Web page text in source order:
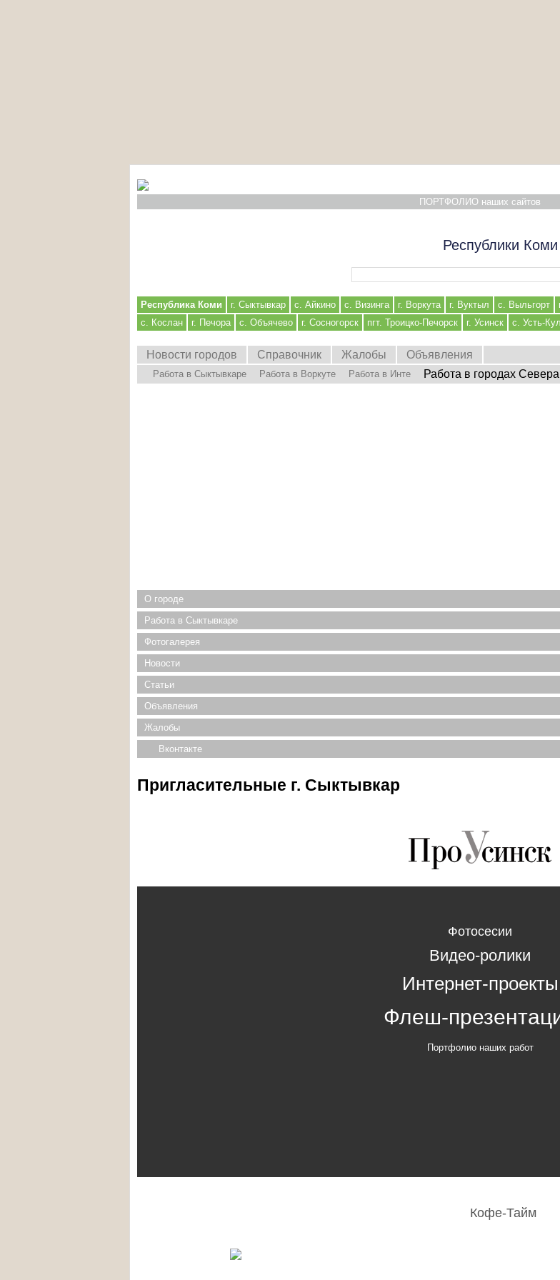
ПОРТФОЛИО наших сайтов
Республики
Республика Коми г. Сыктывкар с. Айкино с. Визинга г. Воркута г. Вуктыл с. Выльгорт
с. Кослан
г. Печора с. Объячево г. Сосногорск пгт. Троицко-Печорск г. Усинск с. Усть-
Новости городов Справочник Жалобы Объявления
Работа в Сыктывкаре Работа в Воркуте Работа в Инте Работа в городах Севера
О городе
Работа в Сыктывкаре
Фотогалерея
Новости
Статьи
Объявления
Жалобы
Вконтакте
Пригласительные г. Сыктывкар
Фотосесии
Видео-ролики
Интернет-проекты
Флеш-
Портфолио наших работ
Кофе-Тайм